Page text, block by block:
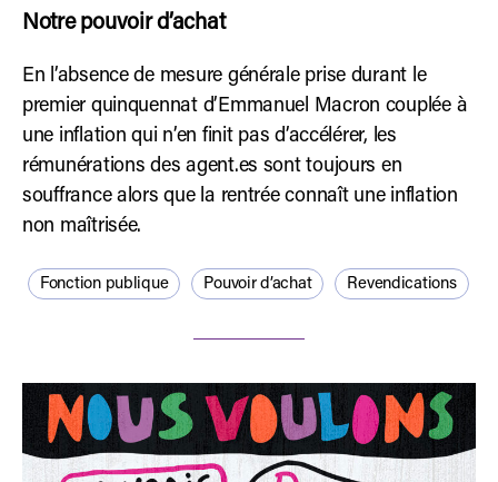
Notre pouvoir d’achat
En l’absence de mesure générale prise durant le
premier quinquennat d’Emmanuel Macron couplée à
une inflation qui n’en finit pas d’accélérer, les
rémunérations des agent.es sont toujours en
souffrance alors que la rentrée connaît une inflation
non maîtrisée.
Fonction publique Pouvoir d’achat Revendications